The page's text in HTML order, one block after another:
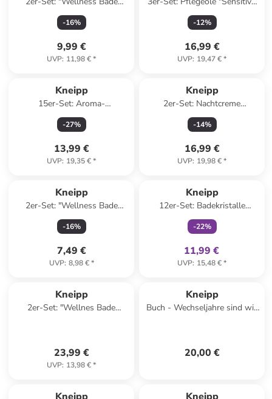
Lieblinge" - 2 x 3 Stück, je 100
ml
-16%
9,99 €
UVP: 11,98 €*
100 ml
-12%
16,99 €
UVP: 19,47 €*
Kneipp
15er-Set: Aroma-
Pflegeschaumbad "So schön,
dass es dich gibt", je 50 ml
-27%
13,99 €
UVP: 19,35 €*
Kneipp
2er-Set: Nachtcreme
"Mandelblüten Hautzart", je
50 ml
-14%
16,99 €
UVP: 19,98 €*
Kneipp
2er-Set: "Wellness Bade
Collection" - 2 x 3 Stück, je 20
ml
-16%
7,49 €
UVP: 8,98 €*
Kneipp
12er-Set: Badekristalle
"Waldbad", je 60 g
-22%
11,99 €
UVP: 15,48 €*
Kneipp
2er-Set: "Wellnes Bade
23,99 €
UVP: 13,98 €*
Kneipp
Buch - Wechseljahre sind wie
20,00 €